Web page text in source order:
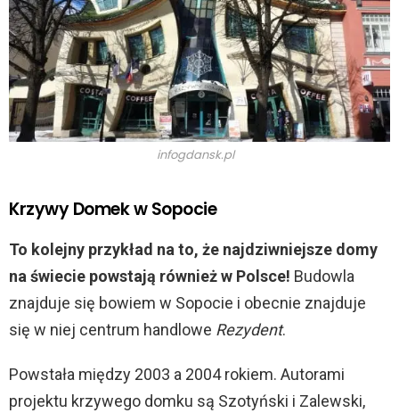
infogdansk.pl
Krzywy Domek w Sopocie
To kolejny przykład na to, że najdziwniejsze domy
na świecie powstają również w Polsce! Budowla
znajduje się bowiem w Sopocie i obecnie znajduje
się w niej centrum handlowe Rezydent.
Powstała między 2003 a 2004 rokiem. Autorami
projektu krzywego domku są Szotyński i Zalewski,